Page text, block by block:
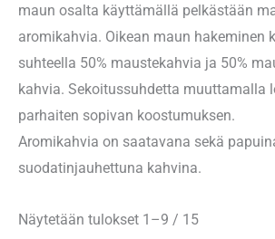
maun osalta käyttämällä pelkästään
aromikahvia. Oikean maun hakeminen
suhteella 50% maustekahvia ja 50%
kahvia. Sekoitussuhdetta muuttamalla
parhaiten sopivan koostumuksen.
Aromikahvia on saatavana sekä
suodatinjauhettuna kahvina.
Näytetään tulokset 1–9 / 15